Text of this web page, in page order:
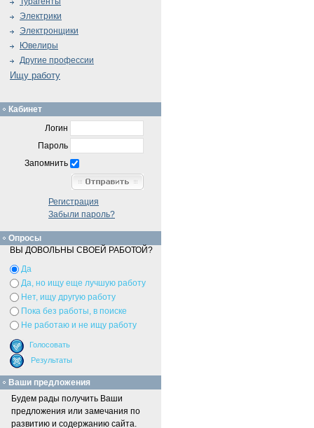
Электрики
Электронщики
Ювелиры
Другие профессии
Ищу работу
Кабинет
Логин
Пароль
Запомнить
Регистрация
Забыли пароль?
Опросы
ВЫ ДОВОЛЬНЫ СВОЕЙ РАБОТОЙ?
Да
Да, но ищу еще лучшую работу
Нет, ищу другую работу
Пока без работы, в поиске
Не работаю и не ищу работу
Ваши предложения
Будем рады получить Ваши
предложения или замечания по
развитию и содержанию сайта.